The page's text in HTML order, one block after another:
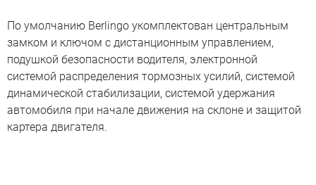
По умолчанию Berlingo укомплектован центральным
замком и ключом с дистанционным управлением,
подушкой безопасности водителя, электронной
системой распределения тормозных усилий, системой
динамической стабилизации, системой удержания
автомобиля при начале движения на склоне и защитой
картера двигателя.